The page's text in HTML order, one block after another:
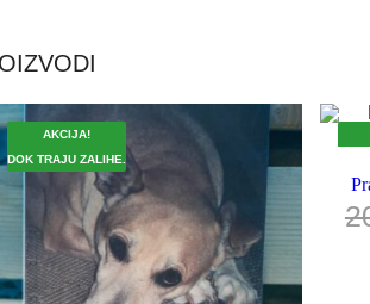
AKCIJA!
DOK TRAJU ZALIHE.